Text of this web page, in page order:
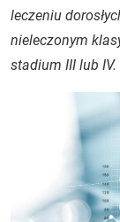
leczeniu
nieleczonym
stadium III lub IV.